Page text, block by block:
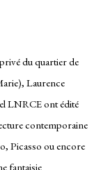
du quartier de
Laurence
LNRCE ont édité
contemporaine
Picasso ou encore
fantaisie